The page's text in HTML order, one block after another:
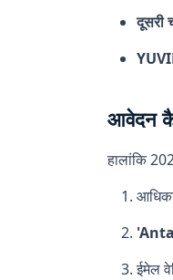
दूसरी
आवेदन
हालांकि
ईमेल